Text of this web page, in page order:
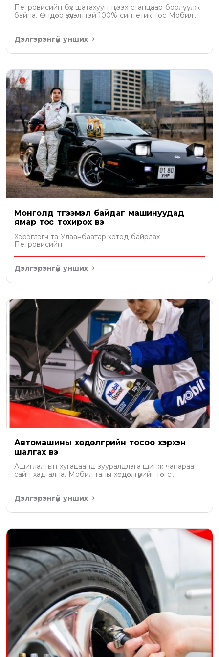
Петровисийн бүх шатахуун түгээх станцаар борлуулж
байна. Өндөр үзүүлэлттэй 100% синтетик тос Мобил....
Дэлгэрэнгүй унших
Монголд түгээмэл байдаг машинуудад
ямар тос тохирох вэ
Хэрэглэгч та Улаанбаатар хотод байрлах
Петровисийн
Дэлгэрэнгүй унших
Автомашины хөдөлгүүрийн тосоо хэрхэн
шалгах вэ
Ашиглалтын хугацаанд зууралдлага шинж чанараа
сайн хадгална. Мобил таны хөдөлгүүрийг төгс
Дэлгэрэнгүй унших